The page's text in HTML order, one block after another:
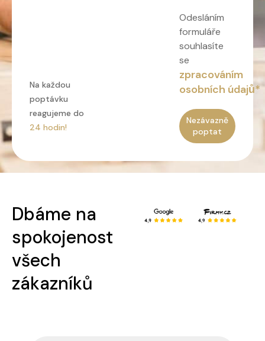
Na každou
poptávku
reagujeme do
24 hodin!
Odesláním
formuláře
souhlasíte
se
zpracováním
osobních údajů*
Nezávazně
poptat
Dbáme na
spokojenost
všech
zákazníků